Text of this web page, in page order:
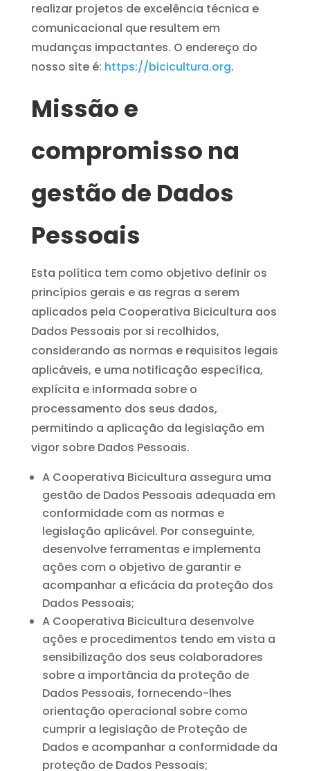
realizar projetos de excelência técnica e
comunicacional que resultem em
mudanças impactantes. O endereço do
nosso site é: https://bicicultura.org.
Missão e
compromisso na
gestão de Dados
Pessoais
Esta política tem como objetivo definir os
princípios gerais e as regras a serem
aplicados pela Cooperativa Bicicultura aos
Dados Pessoais por si recolhidos,
considerando as normas e requisitos legais
aplicáveis, e uma notificação específica,
explícita e informada sobre o
processamento dos seus dados,
permitindo a aplicação da legislação em
vigor sobre Dados Pessoais.
A Cooperativa Bicicultura assegura uma
gestão de Dados Pessoais adequada em
conformidade com as normas e
legislação aplicável. Por conseguinte,
desenvolve ferramentas e implementa
ações com o objetivo de garantir e
acompanhar a eficácia da proteção dos
Dados Pessoais;
A Cooperativa Bicicultura desenvolve
ações e procedimentos tendo em vista a
sensibilização dos seus colaboradores
sobre a importância da proteção de
Dados Pessoais, fornecendo-lhes
orientação operacional sobre como
cumprir a legislação de Proteção de
Dados e acompanhar a conformidade da
proteção de Dados Pessoais;